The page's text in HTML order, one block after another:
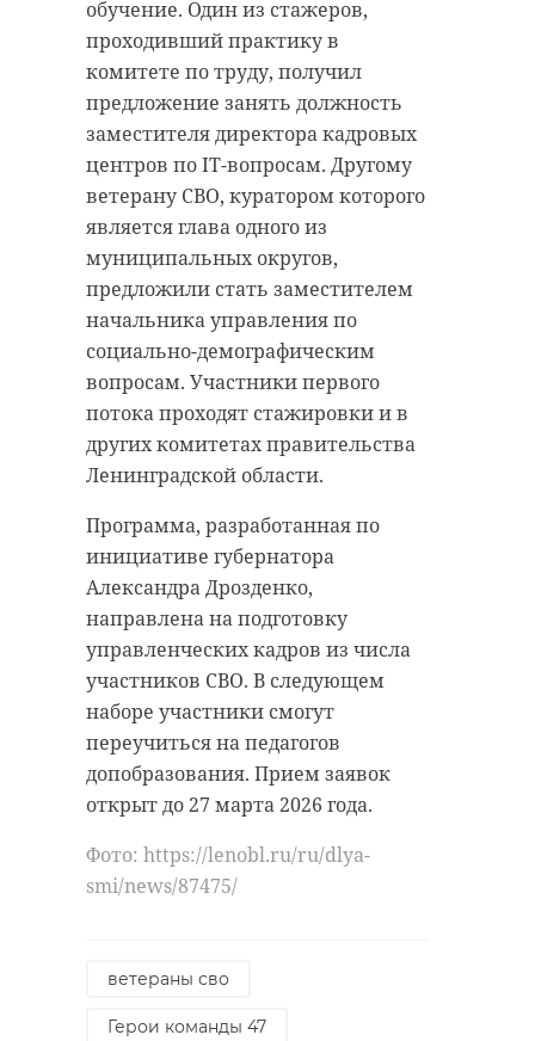
обучение. Один из стажеров,
проходивший практику в
комитете по труду, получил
предложение занять должность
заместителя директора кадровых
центров по IT-вопросам. Другому
ветерану СВО, куратором которого
является глава одного из
муниципальных округов,
предложили стать заместителем
начальника управления по
социально-демографическим
вопросам. Участники первого
потока проходят стажировки и в
других комитетах правительства
Ленинградской области.
Программа, разработанная по
инициативе губернатора
Александра Дрозденко,
направлена на подготовку
управленческих кадров из числа
участников СВО. В следующем
наборе участники смогут
переучиться на педагогов
допобразования. Прием заявок
открыт до 27 марта 2026 года.
Фото: https://lenobl.ru/ru/dlya-
smi/news/87475/
ветераны сво
Герои команды 47
площадь этой зоны составит более
170 тысяч гектаров, из которых 22
тысячи будут находиться в
пределах Северной столицы, а
оставшиеся 150 тысяч — в
Ленинградской области.
Законопроект устанавливает
особый режим
природопользования и
ограничения на хозяйственную
деятельность в пределах
«зеленого пояса». Он будет
представлять собой каркас,
состоящий из лесных массивов,
водоемов, природных ландшафтов
вместе образуют единую
экосистему.
Основные цели создания таких
зон: поддержание среды обитания,
охрана природы, обеспечение
экологической устойчивости,
улучшение санитарных условий и
организация отдыха для жителей
обоих регионов.
Ранее 47channelрассказывал
общественных слушаниях,
рассматривающих инициативу по
обновленного в 2026 году. На
открытии побывал наш
корреспондент.
47channel
В рамках торжественного
открытия звучали песни, слова
благодарности и восхищения, а
также можно было стать
свидетелем зрелищной
реконструкции. Студенты ЛГУ
имени Пушкина в облачении
бойцов XIII века воссоздали
классический поединок на мечах
и копьях. Такое же
обмундирование и вооружение
гости увидят в выставочном зале
на ростовых фигурах.